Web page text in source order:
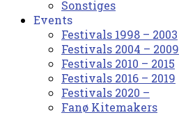
Sonstiges
Events
Festivals 1998 – 2003
Festivals 2004 – 2009
Festivals 2010 – 2015
Festivals 2016 – 2019
Festivals 2020 –
Fanø Kitemakers